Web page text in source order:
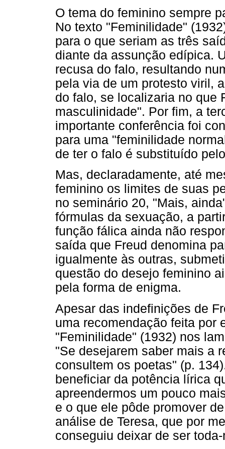
O tema do feminino sempre
No texto "Feminilidade"
para o que seriam as três
diante da assunção edípica.
recusa do falo, resultando
pela via de um protesto viril,
do falo, se localizaria no que
masculinidade". Por fim, a
importante conferência foi
para uma "feminilidade
de ter o falo é substituído
Mas, declaradamente, até
feminino os limites de suas
no seminário 20, "Mais,
fórmulas da sexuação, a
função fálica ainda não
saída que Freud denomina
igualmente às outras,
questão do desejo feminino
pela forma de enigma.
Apesar das indefinições de
uma recomendação feita por
"Feminilidade" (1932) nos
"Se desejarem saber mais a
consultem os poetas" (p.
beneficiar da potência lírica
apreendermos um pouco
e o que ele pôde promover
análise de Teresa, que por
conseguiu deixar de ser